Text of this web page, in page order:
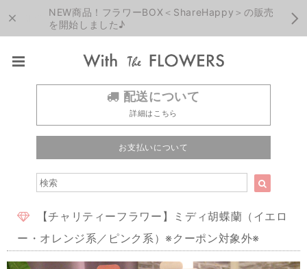
NEW商品！フラワーBOX＜ShareHappy＞の販売
を開始しました♪
配送について
詳細はこちら
お支払いについて
【チャリティーフラワー】ミディ胡蝶蘭（イエロ
ー・オレンジ系／ピンク系）※クーポン対象外※